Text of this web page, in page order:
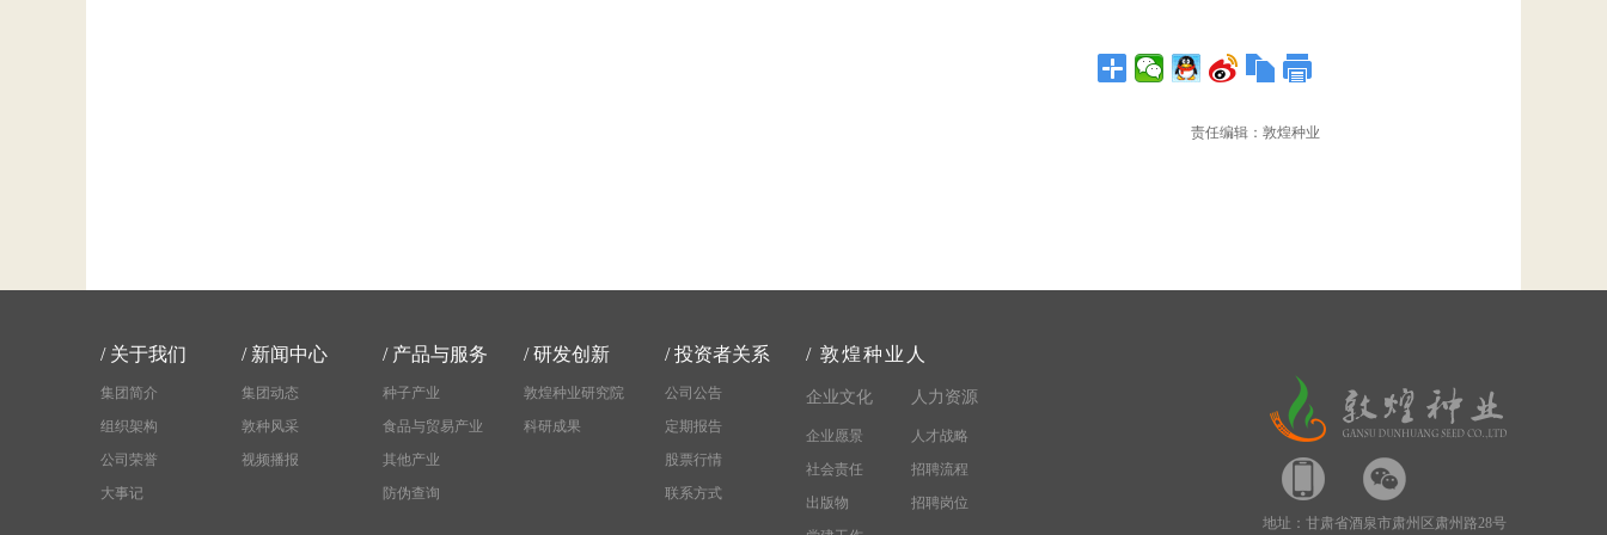
责任编辑：敦煌种业
/ 关于我们
集团简介
组织架构
公司荣誉
大事记
/ 新闻中心
集团动态
敦种风采
视频播报
/ 产品与服务
种子产业
食品与贸易产业
其他产业
防伪查询
/研发创新
敦煌种业研究院
科研成果
/投资者关系
公司公告
定期报告
股票行情
联系方式
/ 敦煌种业人
企业文化
企业愿景
社会责任
出版物
人力资源
人才战略
招聘流程
招聘岗位
地址：甘肃省酒泉市肃州区肃州路28号